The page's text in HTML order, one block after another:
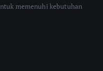
memenuhi kebutuhan